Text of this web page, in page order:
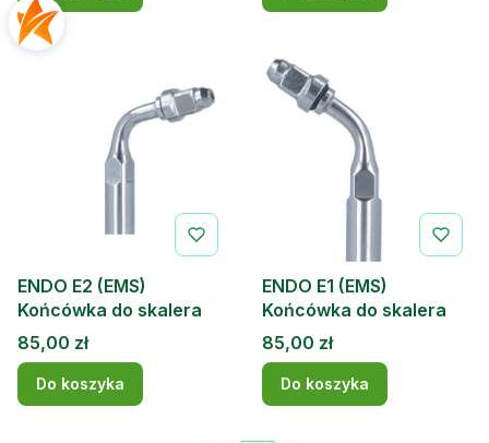
ENDO E2 (EMS)
Końcówka do skalera
Cena
85,00 zł
Do koszyka
ENDO E1 (EMS)
Końcówka do skalera
Cena
85,00 zł
Do koszyka